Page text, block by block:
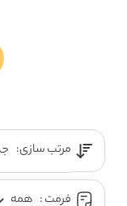
مرتب سازی:
فرمت :